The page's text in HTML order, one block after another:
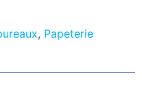
, Papeterie